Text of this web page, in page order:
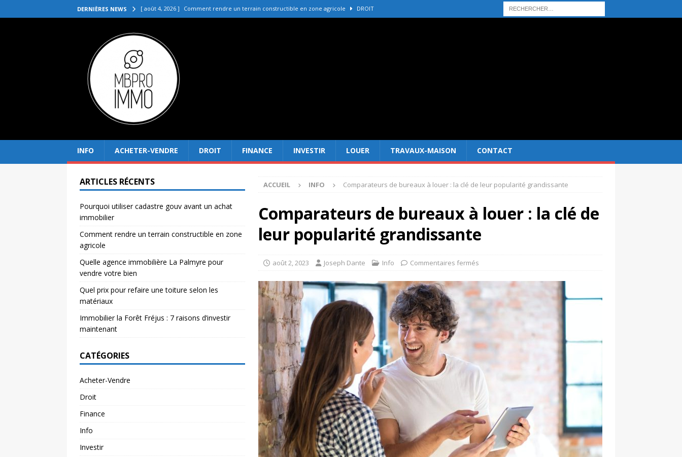
DERNIÈRES NEWS [ août 4, 2026 ] Comment rendre un terrain constructible en zone agricole DROIT
VENDRE
[ juillet 27, 2026 ]
[ juillet 23, 2026 ]
[ août 8, 2026 ]
INFO ACHETER-VENDRE DROIT FINANCE INVESTIR LOUER TRAVAUX-MAISON CONTACT
ACCUEIL INFO Comparateurs de bureaux à louer : la clé de leur popularité grandissante
Comparateurs de bureaux à louer : la clé de
leur popularité grandissante
août 2, 2023 Joseph Dante Info Commentaires fermés
ARTICLES RÉCENTS
Pourquoi utiliser cadastre gouv avant un achat
immobilier
Comment rendre un terrain constructible en zone
agricole
Quelle agence immobilière La Palmyre pour
vendre votre bien
Quel prix pour refaire une toiture selon les
matériaux
Immobilier la Forêt Fréjus : 7 raisons d’investir
maintenant
CATÉGORIES
Acheter-Vendre
Droit
Finance
Info
Investir